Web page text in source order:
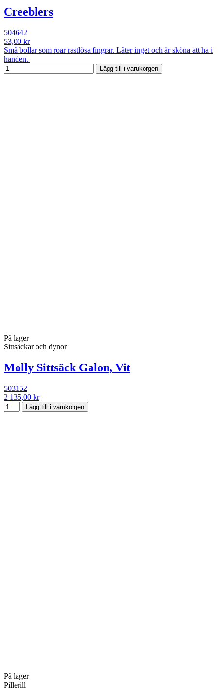
Creeblers
504642
53,00 kr
Små bollar som roar rastlösa fingrar. Låter inget och är sköna att ha i
handen.
Lägg till i varukorgen
På lager
Sittsäckar och dynor
Molly Sittsäck Galon, Vit
503152
2 135,00 kr
Lägg till i varukorgen
På lager
Pillerill